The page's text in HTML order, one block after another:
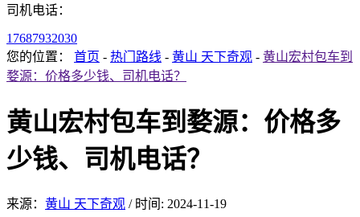
司机电话：
17687932030
您的位置： 首页 - 热门路线 - 黄山 天下奇观 - 黄山宏村包车到
婺源：价格多少钱、司机电话？
黄山宏村包车到婺源：价格多
少钱、司机电话？
来源： 黄山 天下奇观 / 时间: 2024-11-19